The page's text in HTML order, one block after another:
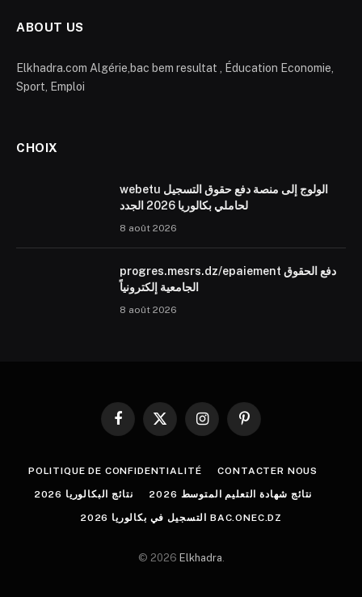
ABOUT US
Elkhadra.com Algérie,bac bem resultat , Éducation Economie,
Sport, Emploi
CHOIX
webetu الولوج إلى منصة دفع حقوق التسجيل
لحاملي بكالوريا 2026 الجدد
8 août 2026
progres.mesrs.dz/epaiement دفع الحقوق
الجامعية إلكترونياً
8 août 2026
Facebook
X
InstagramPinterest
POLITIQUE DE CONFIDENTIALITÉ CONTACTER NOUS
نتائج البكالوريا 2026 نتائج شهادة التعليم المتوسط 2026
التسجيل في بكالوريا 2026 BAC.ONEC.DZ
© 2026 Elkhadra